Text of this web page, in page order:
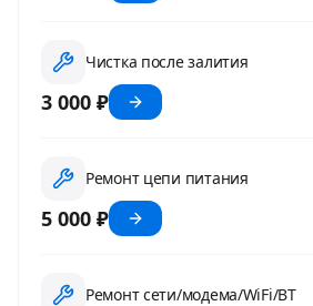
Чистка после залития
3 000 ₽
Ремонт цепи питания
5 000 ₽
Ремонт сети/модема/WiFi/BT